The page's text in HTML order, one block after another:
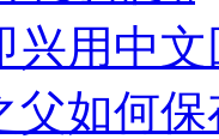
兴用中
父如何